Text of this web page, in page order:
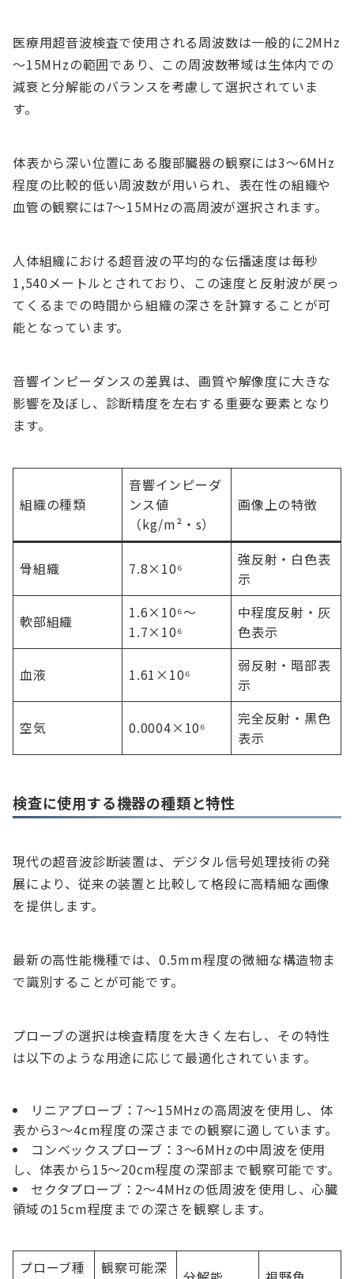
医療用超音波検査で使用される周波数は一般的に2MHz
～15MHzの範囲であり、この周波数帯域は生体内での
減衰と分解能のバランスを考慮して選択されていま
す。
体表から深い位置にある腹部臓器の観察には3～6MHz
程度の比較的低い周波数が用いられ、表在性の組織や
血管の観察には7～15MHzの高周波が選択されます。
人体組織における超音波の平均的な伝播速度は毎秒
1,540メートルとされており、この速度と反射波が戻っ
てくるまでの時間から組織の深さを計算することが可
能となっています。
音響インピーダンスの差異は、画質や解像度に大きな
影響を及ぼし、診断精度を左右する重要な要素となり
ます。
組織の種類
音響インピーダ
ンス値
（kg/m²・s）
画像上の特徴
骨組織 7.8×10⁶
強反射・白色表
示
軟部組織
1.6×10⁶～
1.7×10⁶
中程度反射・灰
色表示
血液 1.61×10⁶
弱反射・暗部表
示
空気 0.0004×10⁶
完全反射・黒色
表示
検査に使用する機器の種類と特性
現代の超音波診断装置は、デジタル信号処理技術の発
展により、従来の装置と比較して格段に高精細な画像
を提供します。
最新の高性能機種では、0.5mm程度の微細な構造物ま
で識別することが可能です。
プローブの選択は検査精度を大きく左右し、その特性
は以下のような用途に応じて最適化されています。
リニアプローブ：7～15MHzの高周波を使用し、体
表から3～4cm程度の深さまでの観察に適しています。
コンベックスプローブ：3～6MHzの中周波を使用
し、体表から15～20cm程度の深部まで観察可能です。
セクタプローブ：2～4MHzの低周波を使用し、心臓
領域の15cm程度までの深さを観察します。
プローブ種
観察可能深